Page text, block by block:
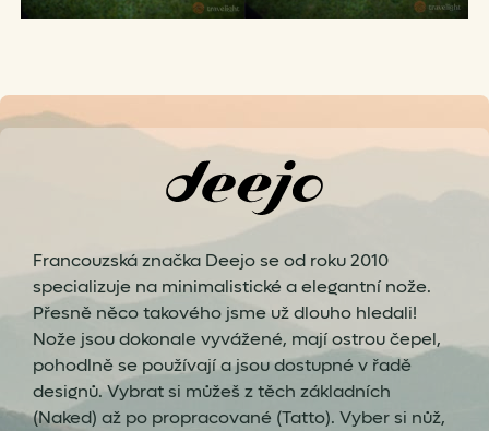
Francouzská značka Deejo se od roku 2010
specializuje na minimalistické a elegantní nože.
Přesně něco takového jsme už dlouho hledali!
Nože jsou dokonale vyvážené, mají ostrou čepel,
pohodlně se používají a jsou dostupné v řadě
designů. Vybrat si můžeš z těch základních
(Naked) až po propracované (Tatto). Vyber si nůž,